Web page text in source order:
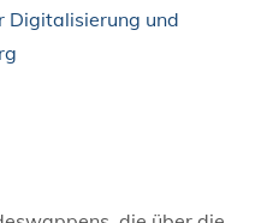
Digitalisierung und